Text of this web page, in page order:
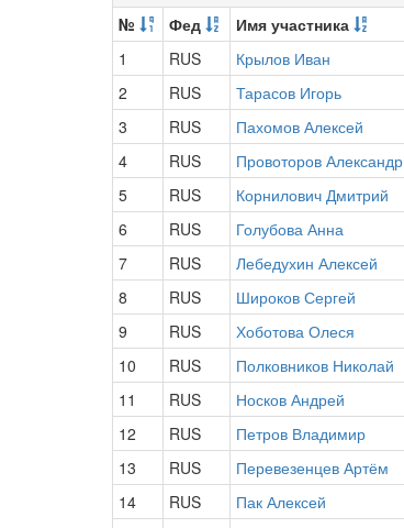
№ Фед Имя участника
1
RUS Крылов Иван
2
RUS Тарасов Игорь
3
RUS Пахомов Алексей
4
RUS Провоторов Александр
5
RUS Корнилович Дмитрий
6
RUS Голубова Анна
7
RUS Лебедухин Алексей
8
RUS Широков Сергей
9
RUS Хоботова Олеся
10
RUS Полковников Николай
11
RUS Носков Андрей
12
RUS Петров Владимир
13
RUS Перевезенцев Артём
14
RUS Пак Алексей